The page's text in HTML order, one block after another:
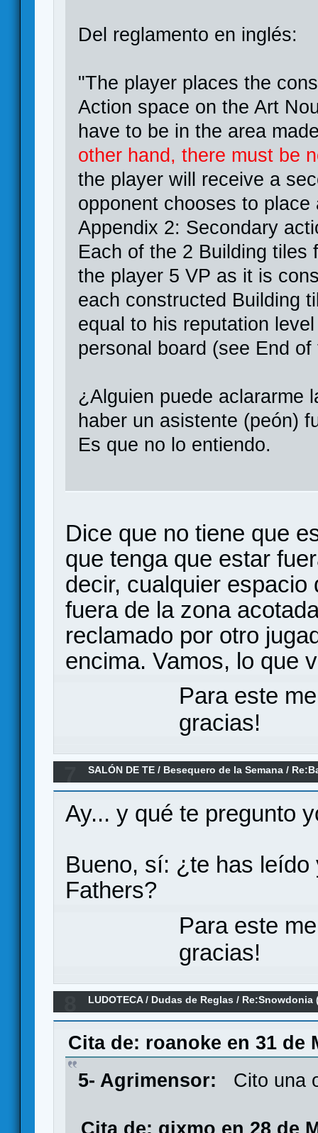
Del reglamento en inglés:
"The player places the
Action space on the Art
have to be in the area
other hand, there must be
the player will receive a
opponent chooses to
Appendix 2: Secondary
Each of the 2 Building tiles
the player 5 VP as it is
each constructed Building
equal to his reputation
personal board (see End
¿Alguien puede aclararme
haber un asistente (peón)
Es que no lo entiendo.
Dice que no tiene que
que tenga que estar
decir, cualquier
fuera de la zona
reclamado por otro
encima. Vamos, lo que
Para este
gracias!
SALÓN DE TE / Besequero de la Semana /
calamar
Ay... y qué te pregunto
Bueno, sí: ¿te has
Fathers?
Para este
gracias!
LUDOTECA/ Dudas de Reglas / Re:Snowdonia
Cita de: roanoke en 31 de
5- Agrimensor: Cito una
Cita de: gixmo en 28 de